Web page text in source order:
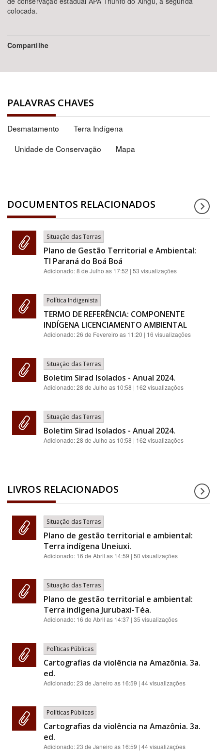
colocada.
Compartilhe
PALAVRAS CHAVES
Desmatamento
Terra Indígena
Unidade de Conservação
Mapa
DOCUMENTOS RELACIONADOS
Situação das Terras
Plano de Gestão Territorial e Ambiental:
TI Paraná do Boá Boá
Adicionado:8 de Julho as 17:52 | 53 visualizações
Política Indigenista
TERMO DE REFERÊNCIA: COMPONENTE
INDÍGENA LICENCIAMENTO AMBIENTAL
Adicionado:26 de Fevereiro as 11:20 | 16 visualizações
Situação das Terras
Boletim Sirad Isolados - Anual 2024.
Adicionado:28 de Julho as 10:58 | 162 visualizações
Situação das Terras
Boletim Sirad Isolados - Anual 2024.
Adicionado:28 de Julho as 10:58 | 162 visualizações
LIVROS RELACIONADOS
Situação das Terras
Plano de gestão territorial e ambiental:
Terra indígena Uneiuxi.
Adicionado: 16 de Abril as 14:59 | 50 visualizações
Situação das Terras
Plano de gestão territorial e ambiental:
Terra indígena Jurubaxi-Téa.
Adicionado: 16 de Abril as 14:37 | 35 visualizações
Políticas Públicas
Cartografias da violência na Amazônia. 3a.
ed.
Adicionado:23 de Janeiro as 16:59 | 44 visualizações
Políticas Públicas
Cartografias da violência na Amazônia. 3a.
ed.
Adicionado:23 de Janeiro as 16:59 | 44 visualizações